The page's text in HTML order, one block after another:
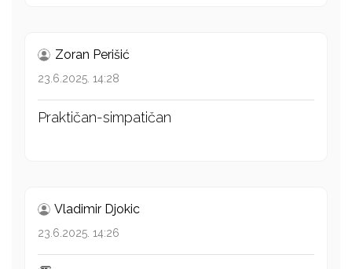
Zoran Perišić
23.6.2025. 14:28
Praktičan-simpatičan
Vladimir Djokic
23.6.2025. 14:26